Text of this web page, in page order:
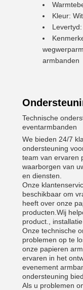
Kleur:
armbanden
Technische
eventarmbanden
We bieden 24/7
ondersteuning
team van ervaren
waarborgen van
en diensten.
Onze
beschikbaar om
heeft over onze
producten.Wij
product.,
Onze technische
problemen op te
onze papieren
ervaren in het
evenement
ondersteuning
Als u problemen